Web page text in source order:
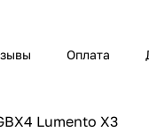
Оплата
Lumento X3